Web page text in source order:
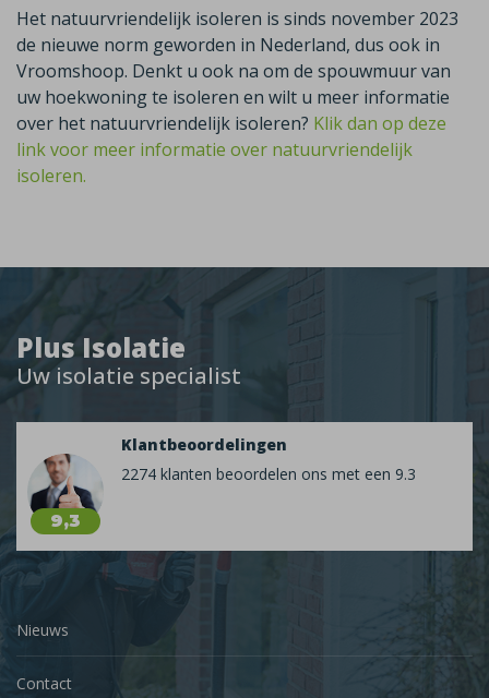
Plus Isolatie
Uw isolatie specialist
9,3
Klantbeoordelingen
2274 klanten beoordelen ons met een 9.3
Nieuws
Contact
Het natuurvriendelijk isoleren is sinds november 2023
de nieuwe norm geworden in Nederland, dus ook in
Vroomshoop. Denkt u ook na om de spouwmuur van
uw hoekwoning te isoleren en wilt u meer informatie
over het natuurvriendelijk isoleren? Klik dan op deze
link voor meer informatie over natuurvriendelijk
isoleren.